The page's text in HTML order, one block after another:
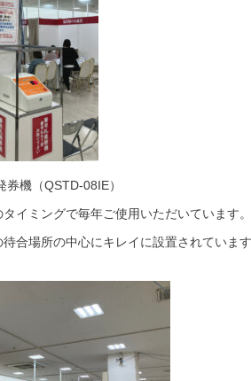
券機（QSTD-08IE）
イミングで毎年ご使用いただいています。
合場所の中心にキレイに設置されています